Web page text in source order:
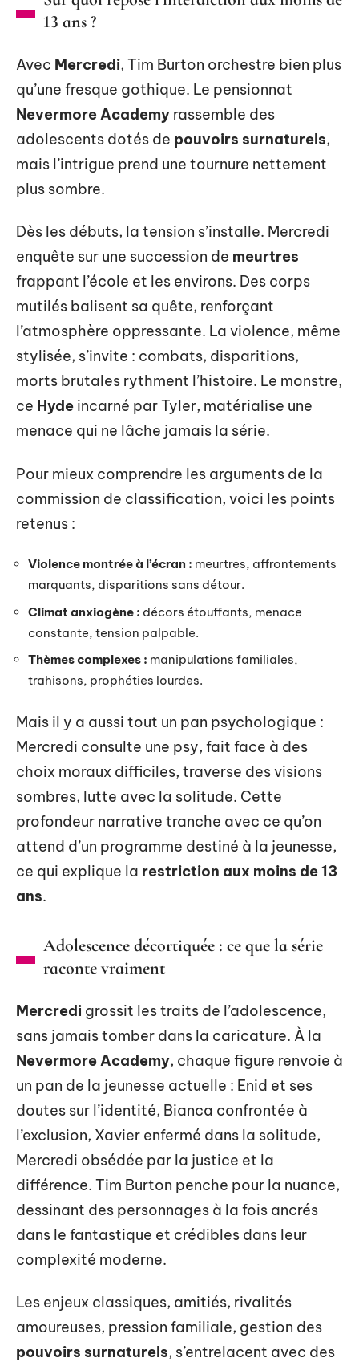
13 ans ?
Avec Mercredi, Tim Burton orchestre bien plus
qu’une fresque gothique. Le pensionnat
Nevermore Academy rassemble des
adolescents dotés de pouvoirs surnaturels,
mais l’intrigue prend une tournure nettement
plus sombre.
Dès les débuts, la tension s’installe. Mercredi
enquête sur une succession de meurtres
frappant l’école et les environs. Des corps
mutilés balisent sa quête, renforçant
l’atmosphère oppressante. La violence, même
stylisée, s’invite : combats, disparitions,
morts brutales rythment l’histoire. Le monstre,
ce Hyde incarné par Tyler, matérialise une
menace qui ne lâche jamais la série.
Pour mieux comprendre les arguments de la
commission de classification, voici les points
retenus :
Violence montrée à l’écran : meurtres, affrontements
marquants, disparitions sans détour.
Climat anxiogène : décors étouffants, menace
constante, tension palpable.
Thèmes complexes : manipulations familiales,
trahisons, prophéties lourdes.
Mais il y a aussi tout un pan psychologique :
Mercredi consulte une psy, fait face à des
choix moraux difficiles, traverse des visions
sombres, lutte avec la solitude. Cette
profondeur narrative tranche avec ce qu’on
attend d’un programme destiné à la jeunesse,
ce qui explique la restriction aux moins de 13
ans.
Adolescence décortiquée : ce que la série
raconte vraiment
Mercredi grossit les traits de l’adolescence,
sans jamais tomber dans la caricature. À la
Nevermore Academy, chaque figure renvoie à
un pan de la jeunesse actuelle : Enid et ses
doutes sur l’identité, Bianca confrontée à
l’exclusion, Xavier enfermé dans la solitude,
Mercredi obsédée par la justice et la
différence. Tim Burton penche pour la nuance,
dessinant des personnages à la fois ancrés
dans le fantastique et crédibles dans leur
complexité moderne.
Les enjeux classiques, amitiés, rivalités
amoureuses, pression familiale, gestion des
pouvoirs surnaturels, s’entrelacent avec des